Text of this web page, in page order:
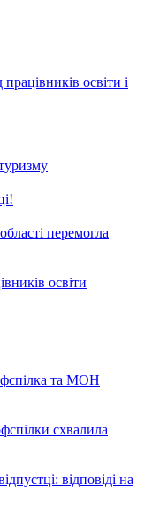
освіти і
перемогла
освіти
та МОН
схвалила
відповіді на